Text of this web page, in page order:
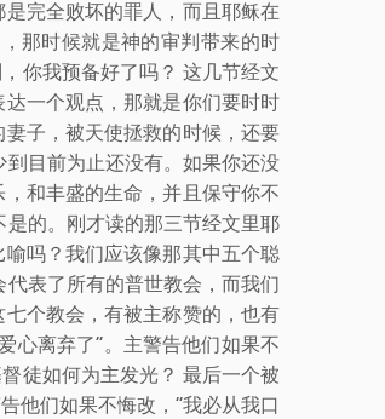
完全败坏的罪人，而且耶稣在
那时候就是神的审判带来的时
你我预备好了吗？ 这几节经文
一个观点，那就是你们要时时
子，被天使拯救的时候，还要
目前为止还没有。如果你还没
和丰盛的生命，并且保守你不
的。刚才读的那三节经文里耶
吗？我们应该像那其中五个聪
表了所有的普世教会，而我们
个教会，有被主称赞的，也有
心离弃了”。主警告他们如果不
徒如何为主发光？ 最后一个被
他们如果不悔改，“我必从我口